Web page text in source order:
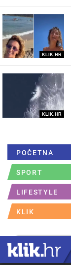
KLIK.HR
KLIK.HR
POČETNA
SPORT
LIFESTYLE
KLIK